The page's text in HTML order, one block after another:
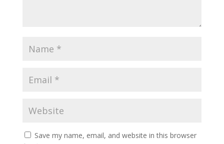
Save my name, email, and website in this browser